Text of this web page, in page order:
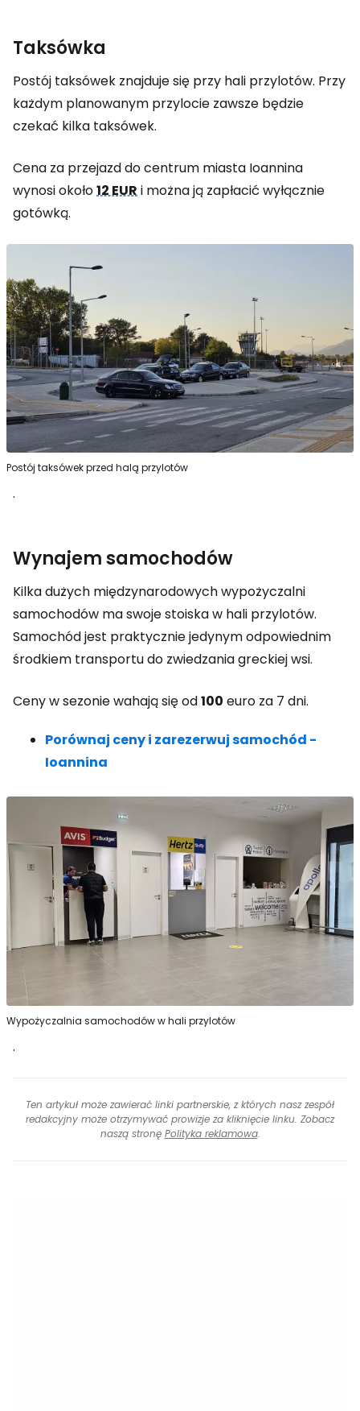
Taksówka
Postój taksówek znajduje się przy hali przylotów. Przy
każdym planowanym przylocie zawsze będzie
czekać kilka taksówek.
Cena za przejazd do centrum miasta Ioannina
wynosi około12 EURi można ją zapłacić wyłącznie
gotówką.
Postój taksówek przed halą przylotów
.
Wynajem samochodów
Kilka dużych międzynarodowych wypożyczalni
samochodów ma swoje stoiska w hali przylotów.
Samochód jest praktycznie jedynym odpowiednim
środkiem transportu do zwiedzania greckiej wsi.
Ceny w sezonie wahają się od100 euro za 7 dni.
Porównaj ceny i zarezerwuj samochód -
Ioannina
Wypożyczalnia samochodów w hali przylotów
.
Ten artykuł może zawierać linki partnerskie, z których nasz zespół
redakcyjny może otrzymywać prowizje za kliknięcie linku. Zobacz
naszą stronę Polityka reklamowa.